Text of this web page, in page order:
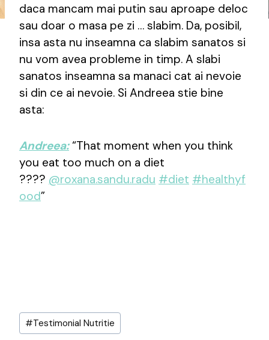
daca mancam mai putin sau aproape deloc
sau doar o masa pe zi … slabim. Da, posibil,
insa asta nu inseamna ca slabim sanatos si
nu vom avea probleme in timp. A slabi
sanatos inseamna sa manaci cat ai nevoie
si din ce ai nevoie. Si Andreea stie bine
asta:
Andreea:“That moment when you think
you eat too much on a diet
???? @roxana.sandu.radu #diet #healthyf
ood”
Post
Tags:
#Testimonial Nutritie